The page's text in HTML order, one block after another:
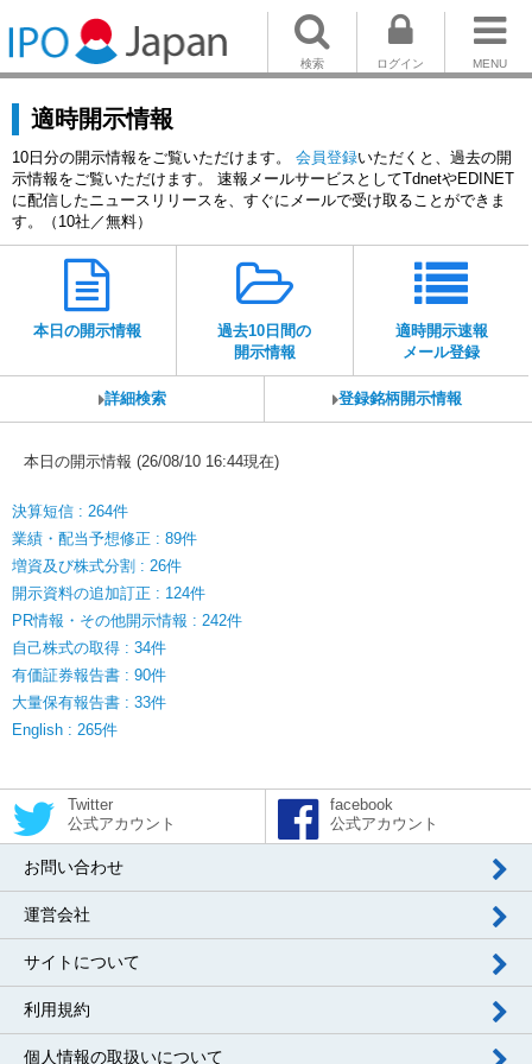
MENU
ログイン
検索
適時開示情報
10日分の開示情報をご覧いただけます。 会員登録いただくと、過去の開
示情報をご覧いただけます。 速報メールサービスとしてTdnetやEDINET
に配信したニュースリリースを、すぐにメールで受け取ることができま
す。（10社／無料）
本日の開示情報
過去10日間の
開示情報
適時開示速報
メール登録
詳細検索 登録銘柄開示情報
本日の開示情報 (26/08/10 16:44現在)
決算短信 : 264件
業績・配当予想修正 : 89件
増資及び株式分割 : 26件
開示資料の追加訂正 : 124件
PR情報・その他開示情報 : 242件
自己株式の取得 : 34件
有価証券報告書 : 90件
大量保有報告書 : 33件
English : 265件
Twitter
公式アカウント
facebook
公式アカウント
お問い合わせ
運営会社
サイトについて
利用規約
個人情報の取扱いについて